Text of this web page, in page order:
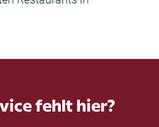
fehlt hier?